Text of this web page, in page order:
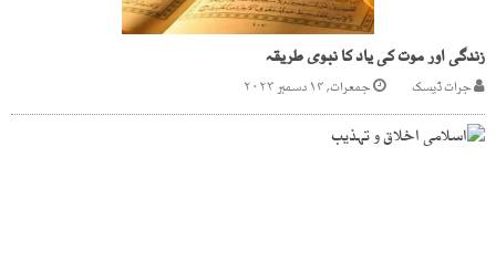
زندگی اور موت کی یاد کا نبوی طریقہ
جرات ڈیسک جمعرات, ۱۴ دسمبر ۲۰۲۳